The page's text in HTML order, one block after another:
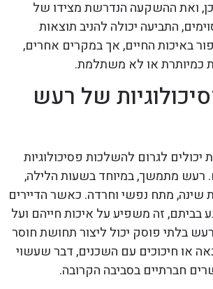
ואת ההשקעה הנדרשת מצידו של
התביעה יכולה להניב תוצאות
באיכות החיים, אך במקרים אחרים,
כמיותרת או לא משתלמת.
של רעש
לגרום להשלכות פסיכולוגיות
רעש מתמשך, במיוחד בשעות הלילה,
שינה, מתח נפשי וחרדה. כאשר הדיירים
בביתם, זה משפיע על איכות חייהם ועל
בלתי פוסק יכול ליצור תחושת חוסר
או חיכוכים עם השכנים, דבר שעשוי
חברתיים בסביבה הקרובה.